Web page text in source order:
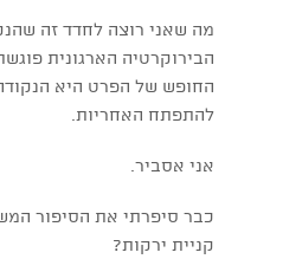
מה שאני רוצה לחדד זה
הבירוקרטיה הארגונית
החופש של הפרט היא
להתפתח האחריות.
אני אסביר.
כבר סיפרתי את הסיפור
קניית ירקות?